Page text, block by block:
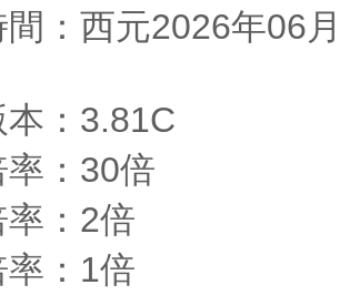
間：西元2026年06
：3.81C
：30倍
：2倍
：1倍